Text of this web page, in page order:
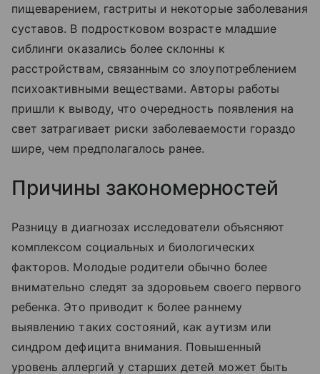
пищеварением, гастриты и некоторые заболевания
суставов. В подростковом возрасте младшие
сиблинги оказались более склонны к
расстройствам, связанным со злоупотреблением
психоактивными веществами. Авторы работы
пришли к выводу, что очередность появления на
свет затрагивает риски заболеваемости гораздо
шире, чем предполагалось ранее.
Причины закономерностей
Разницу в диагнозах исследователи объясняют
комплексом социальных и биологических
факторов. Молодые родители обычно более
внимательно следят за здоровьем своего первого
ребенка. Это приводит к более раннему
выявлению таких состояний, как аутизм или
синдром дефицита внимания. Повышенный
уровень аллергий у старших детей может быть